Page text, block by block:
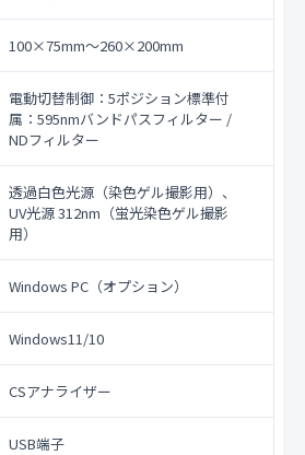
100×75mm～260×200mm
電動切替制御：5ポジション標準付
属：595nmバンドパスフィルター /
NDフィルター
透過白色光源（染色ゲル撮影用）、
UV光源 312nm（蛍光染色ゲル撮影
用）
Windows PC（オプション）
Windows11/10
CSアナライザー
USB端子